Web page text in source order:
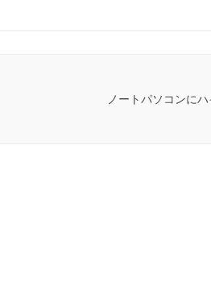
ノートパソコンに